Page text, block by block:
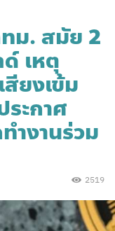
ทม. สมัย 2
เหตุ
ยงเข้ม
ะกาศ
ำงานร่วม
2519